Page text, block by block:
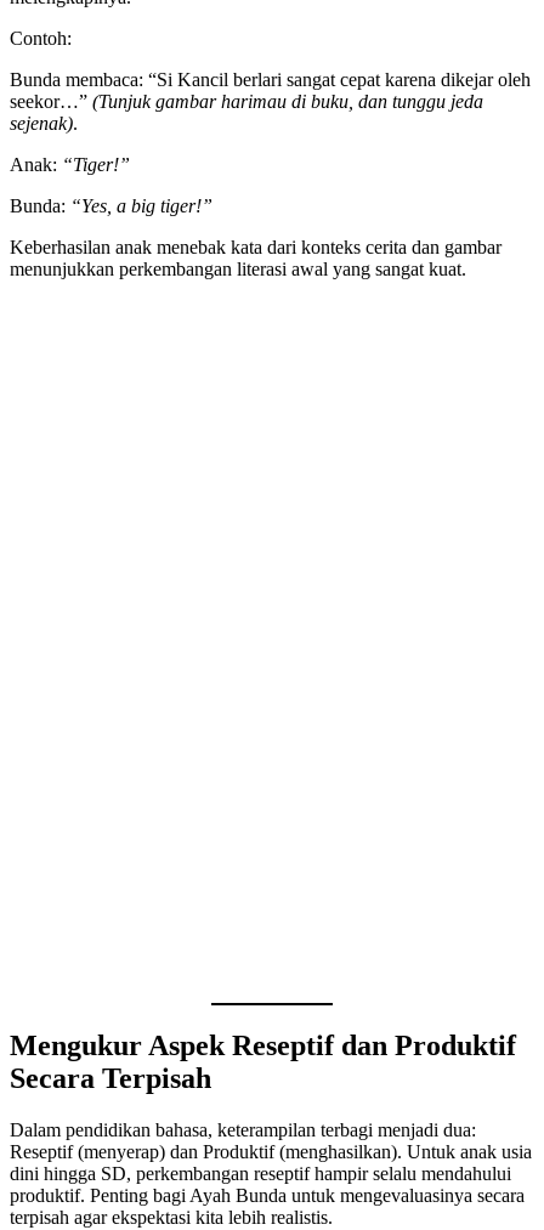
Contoh:
Bunda membaca: “Si Kancil berlari sangat cepat karena dikejar oleh
seekor…” (Tunjuk gambar harimau di buku, dan tunggu jeda
sejenak).
Anak: “Tiger!”
Bunda: “Yes, a big tiger!”
Keberhasilan anak menebak kata dari konteks cerita dan gambar
menunjukkan perkembangan literasi awal yang sangat kuat.
Mengukur Aspek Reseptif dan Produktif
Secara Terpisah
Dalam pendidikan bahasa, keterampilan terbagi menjadi dua:
Reseptif (menyerap) dan Produktif (menghasilkan). Untuk anak usia
dini hingga SD, perkembangan reseptif hampir selalu mendahului
produktif. Penting bagi Ayah Bunda untuk mengevaluasinya secara
terpisah agar ekspektasi kita lebih realistis.